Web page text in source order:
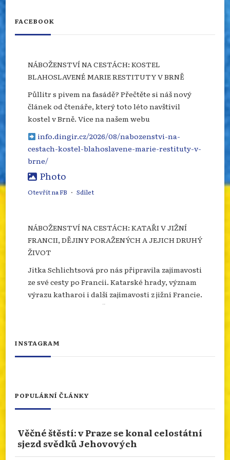
FACEBOOK
NÁBOŽENSTVÍ NA CESTÁCH: KOSTEL
BLAHOSLAVENÉ MARIE RESTITUTY V BRNĚ
Půllitr s pivem na fasádě? Přečtěte si náš nový
článek od čtenáře, který toto léto navštívil
kostel v Brně. Více na našem webu
info.dingir.cz/2026/08/nabozenstvi-na-
cestach-kostel-blahoslavene-marie-restituty-v-
brne/
Photo
Otevřít na FB · Sdílet
NÁBOŽENSTVÍ NA CESTÁCH: KATAŘI V JIŽNÍ
FRANCII, DĚJINY PORAŽENÝCH A JEJICH DRUHÝ
ŽIVOT
Jitka Schlichtsová pro nás připravila zajímavosti
ze své cesty po Francii. Katarské hrady, význam
výrazu katharoi i další zajímavosti z jižní Francie.
Více se dozvíte na našem webu.
porazenych-a-jejich-d...
Od 10.ledna 2026 do 10.ledna 2027 je rok svatého
Františka. Podívejme se prostřednictvím cesty
naší čtenářky do rodného města tohoto světce.
INSTAGRAM
POPULÁRNÍ ČLÁNKY
Věčné štěstí: v Praze se konal celostátní
sjezd svědků Jehovových